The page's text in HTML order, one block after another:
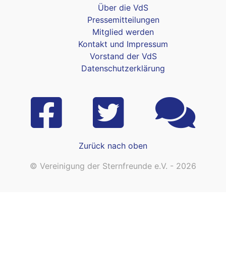
Über die VdS
Pressemitteilungen
Mitglied werden
Kontakt und Impressum
Vorstand der VdS
Datenschutzerklärung
Zurück nach oben
© Vereinigung der Sternfreunde e.V. - 2026